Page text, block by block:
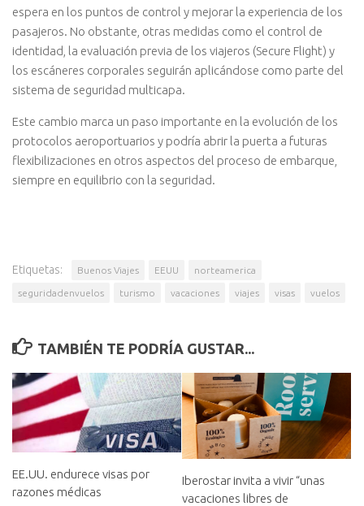
espera en los puntos de control y mejorar la experiencia de los
pasajeros. No obstante, otras medidas como el control de
identidad, la evaluación previa de los viajeros (Secure Flight) y
los escáneres corporales seguirán aplicándose como parte del
sistema de seguridad multicapa.
Este cambio marca un paso importante en la evolución de los
protocolos aeroportuarios y podría abrir la puerta a futuras
flexibilizaciones en otros aspectos del proceso de embarque,
siempre en equilibrio con la seguridad.
Etiquetas: Buenos Viajes EEUU norteamerica
seguridadenvuelos turismo vacaciones viajes visas vuelos
TAMBIÉN TE PODRÍA GUSTAR...
EE.UU. endurece visas por
razones médicas
Iberostar invita a vivir “unas
vacaciones libres de